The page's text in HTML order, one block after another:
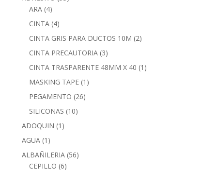
ARA (4)
CINTA (4)
CINTA GRIS PARA DUCTOS 10M (2)
CINTA PRECAUTORIA (3)
CINTA TRASPARENTE 48MM X 40 (1)
MASKING TAPE (1)
PEGAMENTO (26)
SILICONAS (10)
ADOQUIN (1)
AGUA (1)
ALBAÑILERIA (56)
CEPILLO (6)